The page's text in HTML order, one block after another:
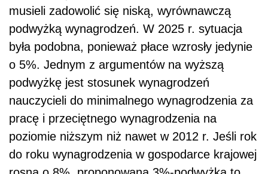
musieli zadowolić się niską, wyrównawczą
podwyżką wynagrodzeń. W 2025 r. sytuacja
była podobna, ponieważ płace wzrosły jedynie
o 5%. Jednym z argumentów na wyższą
podwyżkę jest stosunek wynagrodzeń
nauczycieli do minimalnego wynagrodzenia za
pracę i przeciętnego wynagrodzenia na
poziomie niższym niż nawet w 2012 r. Jeśli rok
do roku wynagrodzenia w gospodarce krajowej